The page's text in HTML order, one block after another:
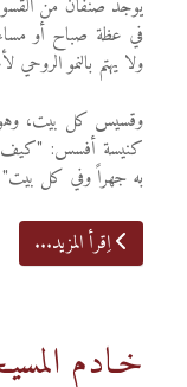
يوجد صنفان من
في عظة صباح أو
ولا يهتم بالنمو
وقسيس كل بيت، وهو
كنيسة أفسس: "كيف لم
به جهراً وفي كل بيت"
اِقرأ المزيد...
خـادم